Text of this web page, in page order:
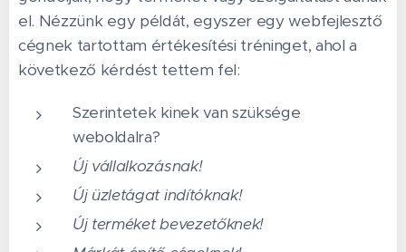
el. Nézzünk egy példát, egyszer egy webfejlesztő
cégnek tartottam értékesítési tréninget, ahol a
következő kérdést tettem fel:
Szerintetek kinek van szüksége
weboldalra?
Új vállalkozásnak!
Új üzletágat indítóknak!
Új terméket bevezetőknek!